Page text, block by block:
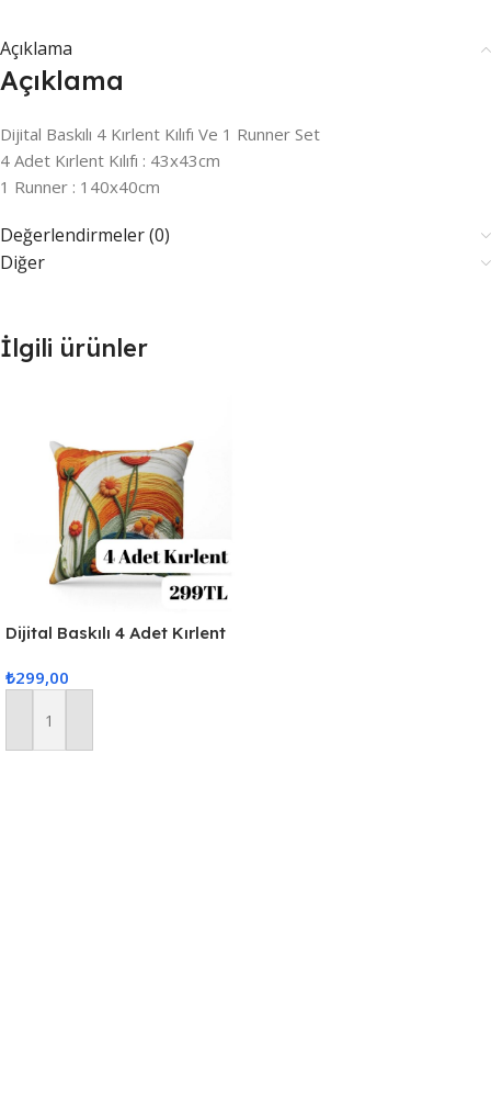
Açıklama
Açıklama
Dijital Baskılı 4 Kırlent Kılıfı Ve 1 Runner Set
4 Adet Kırlent Kılıfı : 43x43cm
1 Runner : 140x40cm
Değerlendirmeler (0)
Diğer
İlgili ürünler
Dijital Baskılı 4 Adet Kırlent
₺299,00
Sepete Ekle